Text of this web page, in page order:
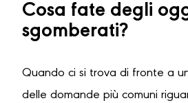
Cosa fate degli
sgomberati?
Quando ci si trova di fronte a
delle domande più comuni